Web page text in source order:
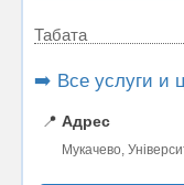
Табата
➡️ Все услуги и
📍 Адрес
Мукачево,